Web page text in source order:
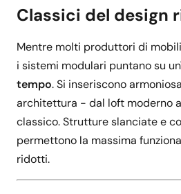
Classici del design
Mentre molti produttori di
i sistemi modulari puntano su un'
tempo. Si inseriscono
architettura - dal loft moderno
classico. Strutture slanciate e
permettono la massima
ridotti.